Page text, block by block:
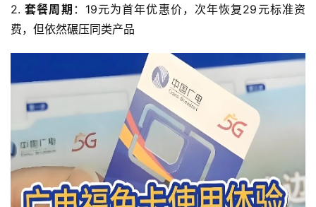
2. 套餐周期 ：19元为首年优惠价，次年恢复29元标准资
费，但依然碾压同类产品